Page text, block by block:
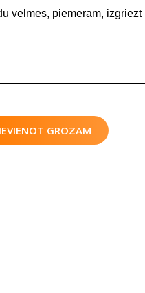
vēlmes, piemēram,
GROZAM